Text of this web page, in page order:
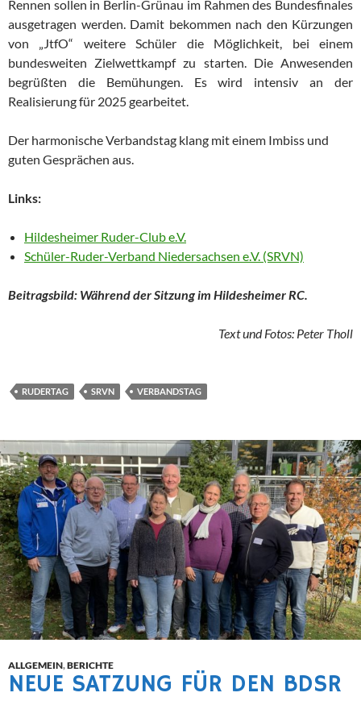
Rennen sollen in Berlin-Grünau im Rahmen des Bundesfinales
ausgetragen werden. Damit bekommen nach den Kürzungen
von „JtfO“ weitere Schüler die Möglichkeit, bei einem
bundesweiten Zielwettkampf zu starten. Die Anwesenden
begrüßten die Bemühungen. Es wird intensiv an der
Realisierung für 2025 gearbeitet.
Der harmonische Verbandstag klang mit einem Imbiss und
guten Gesprächen aus.
Links:
Hildesheimer Ruder-Club e.V.
Schüler-Ruder-Verband Niedersachsen e.V. (SRVN)
Beitragsbild: Während der Sitzung im Hildesheimer RC.
Text und Fotos: Peter Tholl
RUDERTAG SRVN VERBANDSTAG
ALLGEMEIN,BERICHTE
NEUE SATZUNG FÜR DEN BDSR